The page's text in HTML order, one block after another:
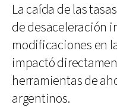
La caída de las
de desaceleración
modificaciones en
impactó
herramientas de
argentinos.